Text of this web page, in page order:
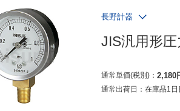
長野計器
JIS汎用形
通常単価(税別) 2,180
通常出荷日：在庫品1日